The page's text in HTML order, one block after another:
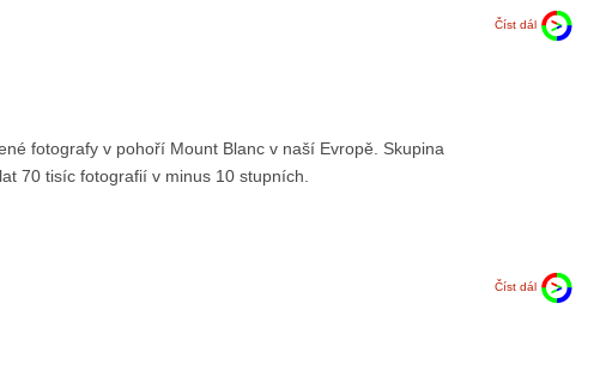
Číst dál
fotografy v pohoří Mount Blanc v naší Evropě. Skupina
70 tisíc fotografií v minus 10 stupních.
Číst dál